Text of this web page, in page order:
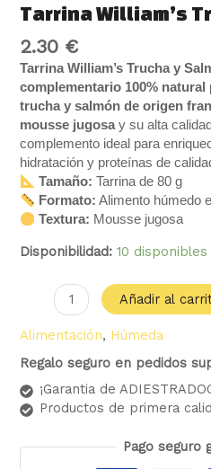
Tarrina William’s
2.30 €
Tarrina William’s Trucha y
complementario 100% natural
trucha y salmón de origen
mousse jugosa y su alta
complemento ideal para
hidratación y proteínas de
Tamaño: Tarrina de 80 g
Formato: Alimento húmedo
Textura: Mousse jugosa
Disponibilidad: 10 disponibles
Añadir al
Alimentación, Húmeda
Regalo seguro en pedidos
¡Garantia de
Productos de primera
Pago seguro